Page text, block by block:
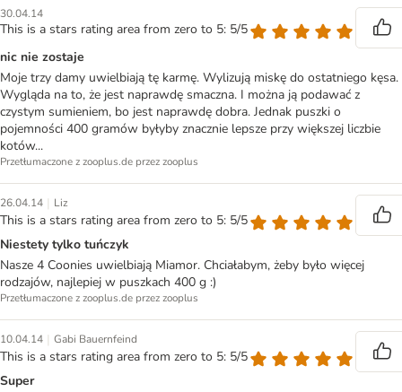
30.04.14
This is a stars rating area from zero to 5: 5/5
nic nie zostaje
Moje trzy damy uwielbiają tę karmę. Wylizują miskę do ostatniego kęsa.
Wygląda na to, że jest naprawdę smaczna. I można ją podawać z
czystym sumieniem, bo jest naprawdę dobra. Jednak puszki o
pojemności 400 gramów byłyby znacznie lepsze przy większej liczbie
kotów...
Przetłumaczone z zooplus.de przez zooplus
26.04.14 | Liz
This is a stars rating area from zero to 5: 5/5
Niestety tylko tuńczyk
Nasze 4 Coonies uwielbiają Miamor. Chciałabym, żeby było więcej
rodzajów, najlepiej w puszkach 400 g :)
Przetłumaczone z zooplus.de przez zooplus
10.04.14 | Gabi Bauernfeind
This is a stars rating area from zero to 5: 5/5
Super